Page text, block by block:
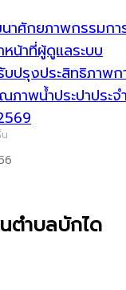
าศักยภาพกรรมกา
หน้าที่ผู้ดูแลระบบ
บปรุงประสิทธิภาพก
ภาพน้ำประปาประจ
ตำบลบักได